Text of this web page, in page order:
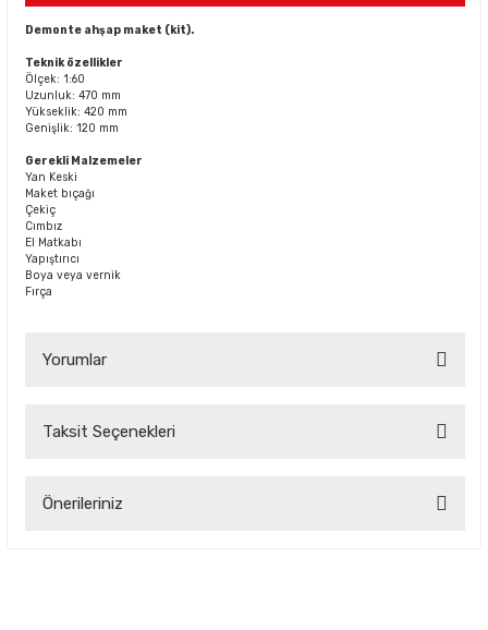
Demonte ahşap maket (kit).
Teknik özellikler
Ölçek: 1:60
Uzunluk: 470 mm
Yükseklik: 420 mm
Genişlik: 120 mm
Gerekli Malzemeler
Yan Keski
Maket bıçağı
Çekiç
Cımbız
El Matkabı
Yapıştırıcı
Boya veya vernik
Fırça
Yorumlar
Taksit Seçenekleri
Önerileriniz